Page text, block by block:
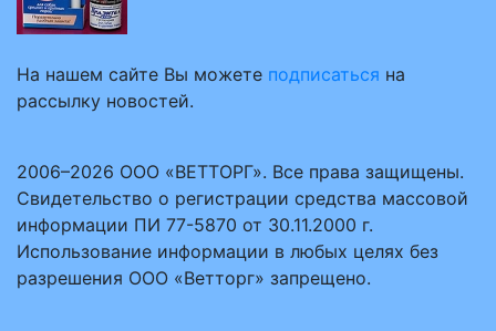
На нашем сайте Вы можете подписаться на
рассылку новостей.
2006–2026 ООО «ВЕТТОРГ». Все права защищены.
Свидетельство о регистрации средства массовой
информации ПИ 77-5870 от 30.11.2000 г.
Использование информации в любых целях без
разрешения ООО «Ветторг» запрещено.